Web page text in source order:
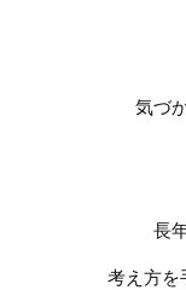
気づ
長
考え方を